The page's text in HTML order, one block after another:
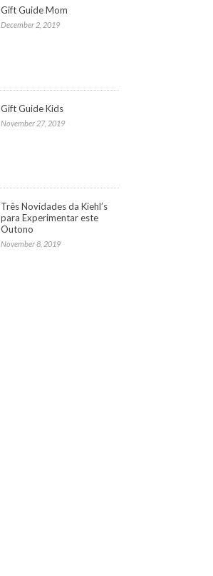
Gift Guide Mom
December 2, 2019
Gift Guide Kids
November 27, 2019
Três Novidades da Kiehl’s
para Experimentar este
Outono
November 8, 2019